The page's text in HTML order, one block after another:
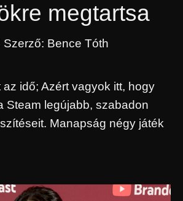
megtartsa
Szerző: Bence Tóth
idő; Azért vagyok itt, hogy
Steam legújabb, szabadon
Manapság négy játék